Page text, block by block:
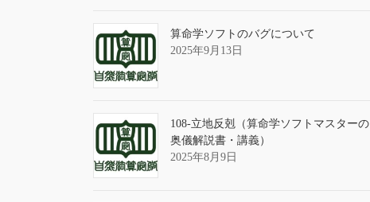
算命学ソフトのバグについて
2025年9月13日
108-立地反剋（算命学ソフトマスターの
奥儀解説書・講義）
2025年8月9日